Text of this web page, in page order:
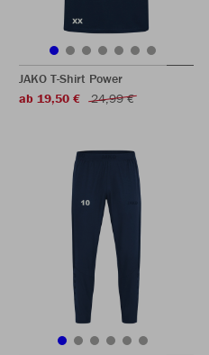
JAKO T-Shirt Power
ab 19,50 €
24,99 €